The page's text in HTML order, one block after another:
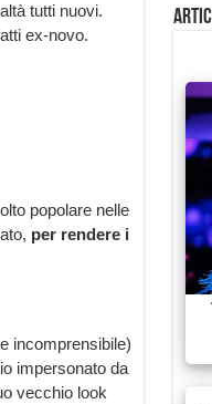
tutti nuovi.
ex-novo.
popolare nelle
per rendere i
incomprensibile)
impersonato da
vecchio look